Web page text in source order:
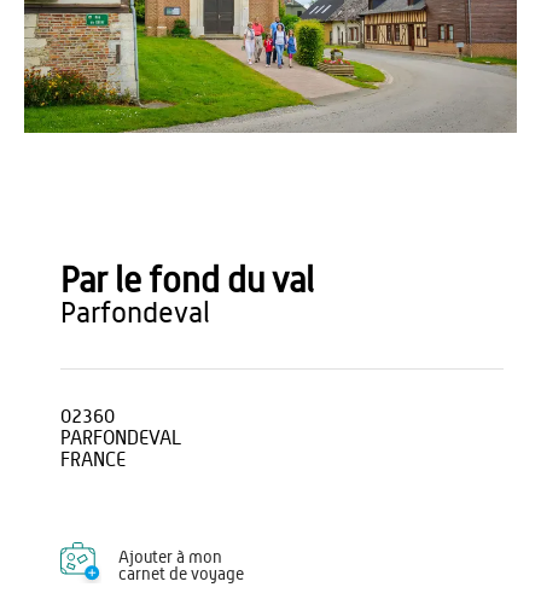
Vincent Colin
Par le fond du val
parfondeval
02360
PARFONDEVAL
FRANCE
Ajouter à mon
carnet de voyage